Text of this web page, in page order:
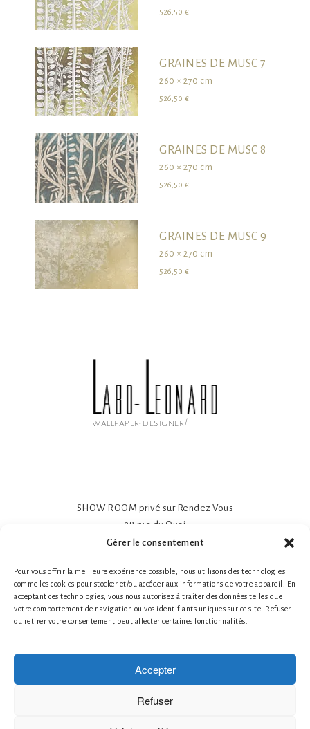
Gérer le consentement
Pour vous offrir la meilleure expérience possible, nous utilisons des technologies
comme les cookies pour stocker et/ou accéder aux informations de votre appareil. En
acceptant ces technologies, vous nous autorisez à traiter des données telles que
votre comportement de navigation ou vos identifiants uniques sur ce site. Refuser
ou retirer votre consentement peut affecter certaines fonctionnalités.
Accepter
Refuser
526,50 €
GRAINES DE MUSC 7
260 × 270 cm
526,50 €
GRAINES DE MUSC 8
260 × 270 cm
526,50 €
GRAINES DE MUSC 9
260 × 270 cm
526,50 €
wallpaper-designer/
SHOW ROOM privé sur Rendez Vous
38 rue du Quai
81600 GAILLAC
Impression sur-mesure
Made in France- Made in Tarn
Tél. 1 : +33 (0)6 78 66 87 25 Nathalie Guillot
Tél. 2 : +33 (0)6 87 49 60 20 Bruno Defontaine
Mentions légales|© 2026 LABO-LEONARD
Créateur de papier peint
Création de Fresques Murales Artistiques
Décor Mural Artistique